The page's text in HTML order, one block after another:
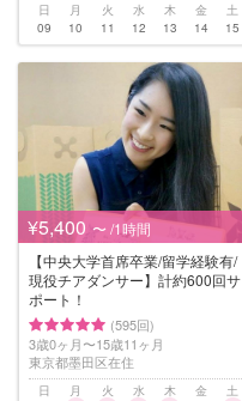
日
09
月
10
火
11
水
12
木
13
金
14
土
15
¥5,400 〜 /1時間
【中央大学首席卒業/留学経験有/
現役チアダンサー】計約600回サ
ポート！
(595回)
3歳0ヶ月〜15歳11ヶ月
東京都墨田区在住
日
月
火
水
木
金
土